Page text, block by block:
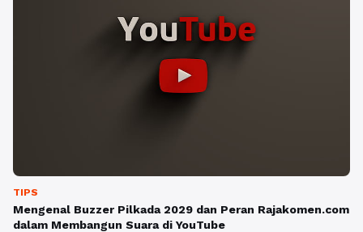
TIPS
Mengenal Buzzer Pilkada 2029 dan Peran Rajakomen.com
dalam Membangun Suara di YouTube